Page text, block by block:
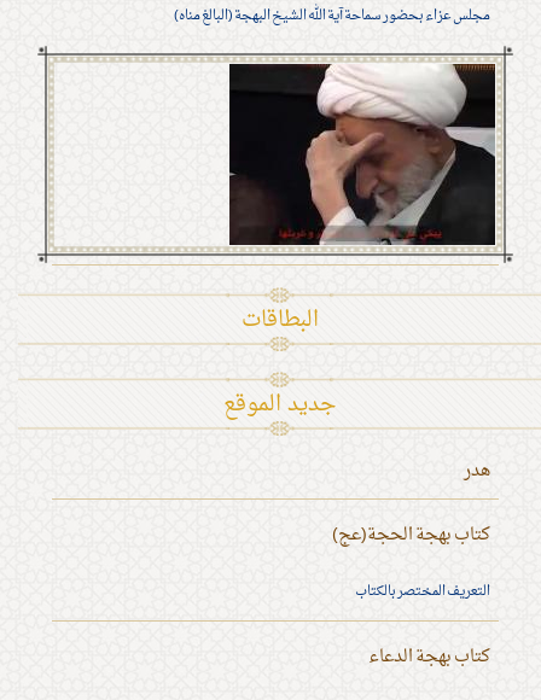
مجلس عزاء بحضور سماحة آية الله الشيخ البهجة (البالغ مناه)
البطاقات
جديد الموقع
هدر
كتاب بهجة الحجة(عج)
التعريف المختصر بالكتاب
كتاب بهجة الدعاء